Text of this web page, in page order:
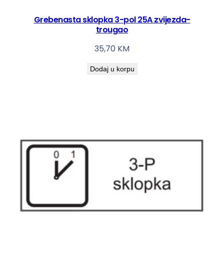
Grebenasta sklopka 3-pol 25A zvijezda-
trougao
35,70 KM
Dodaj u korpu